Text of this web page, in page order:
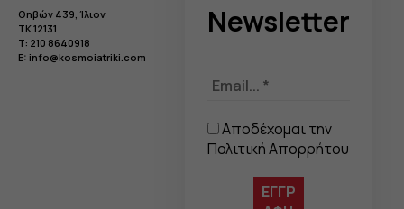
Θηβών 439, Ίλιον
TK 12131
Τ: 210 8640918
E: info@kosmoiatriki.com
Newsletter
Αποδέχομαι την
Πολιτική Απορρήτου